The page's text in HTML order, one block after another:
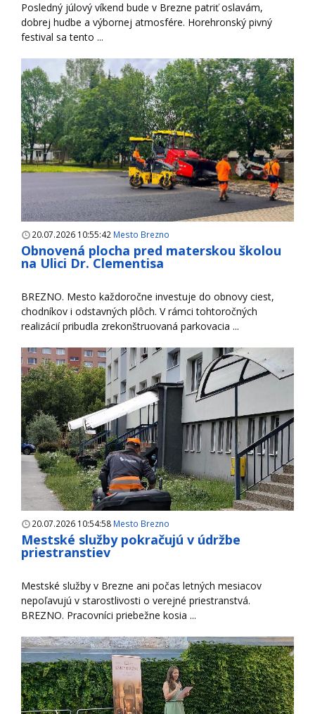
Posledný júlový víkend bude v Brezne patriť oslavám,
dobrej hudbe a výbornej atmosfére. Horehronský pivný
festival sa tento ...
20.07.2026 10:55:42 Mesto Brezno
Obnovená plocha pred materskou školou
na Ulici Dr. Clementisa
BREZNO. Mesto každoročne investuje do obnovy ciest,
chodníkov i odstavných plôch. V rámci tohtoročných
realizácií pribudla zrekonštruovaná parkovacia ...
20.07.2026 10:54:58 Mesto Brezno
Mestské služby pokračujú v údržbe
priestranstiev
Mestské služby v Brezne ani počas letných mesiacov
nepoľavujú v starostlivosti o verejné priestranstvá.
BREZNO. Pracovníci priebežne kosia ...